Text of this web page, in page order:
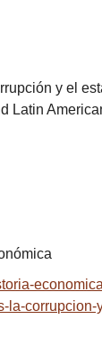
y el
Latin
la-